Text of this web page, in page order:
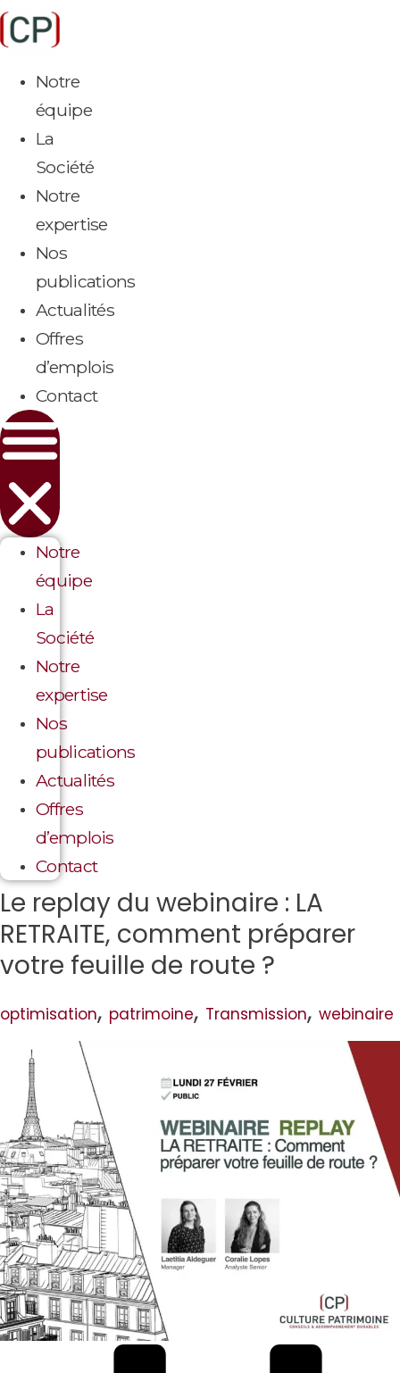
Aller
au
Notre
équipe
La
Société
Notre
expertise
Nos
publications
Actualités
Offres
d’emplois
Contact
Notre
équipe
La
Société
Notre
expertise
Nos
publications
Actualités
Offres
d’emplois
Contact
Le replay du webinaire : LA
RETRAITE, comment préparer
votre feuille de route ?
optimisation, patrimoine, Transmission, webinaire